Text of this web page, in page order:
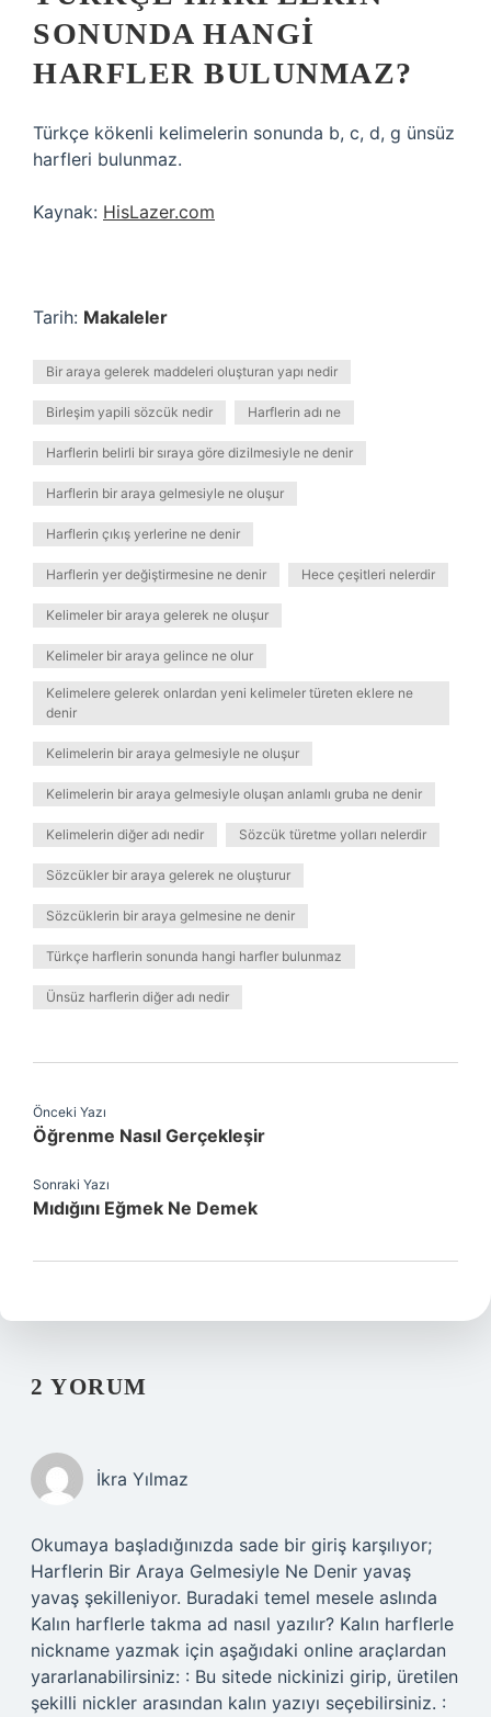
SONUNDA HANGI
HARFLER BULUNMAZ?
Türkçe kökenli kelimelerin sonunda b, c, d, g ünsüz
harfleri bulunmaz.
Kaynak: HisLazer.com
Tarih: Makaleler
Bir araya gelerek maddeleri oluşturan yapı nedir
Birleşim yapili sözcük nedir Harflerin adı ne
Harflerin belirli bir sıraya göre dizilmesiyle ne denir
Harflerin bir araya gelmesiyle ne oluşur
Harflerin çıkış yerlerine ne denir
Harflerin yer değiştirmesine ne denir Hece çeşitleri nelerdir
Kelimeler bir araya gelerek ne oluşur
Kelimeler bir araya gelince ne olur
Kelimelere gelerek onlardan yeni kelimeler türeten eklere ne
denir
Kelimelerin bir araya gelmesiyle ne oluşur
Kelimelerin bir araya gelmesiyle oluşan anlamlı gruba ne denir
Kelimelerin diğer adı nedir Sözcük türetme yolları nelerdir
Sözcükler bir araya gelerek ne oluşturur
Sözcüklerin bir araya gelmesine ne denir
Türkçe harflerin sonunda hangi harfler bulunmaz
Ünsüz harflerin diğer adı nedir
Önceki Yazı
Öğrenme Nasıl Gerçekleşir
Sonraki Yazı
Mıdığını Eğmek Ne Demek
2 YORUM
İkra Yılmaz
Okumaya başladığınızda sade bir giriş karşılıyor;
Harflerin Bir Araya Gelmesiyle Ne Denir yavaş
yavaş şekilleniyor. Buradaki temel mesele aslında
Kalın harflerle takma ad nasıl yazılır? Kalın harflerle
nickname yazmak için aşağıdaki online araçlardan
yararlanabilirsiniz: : Bu sitede nickinizi girip, üretilen
şekilli nickler arasından kalın yazıyı seçebilirsiniz. :